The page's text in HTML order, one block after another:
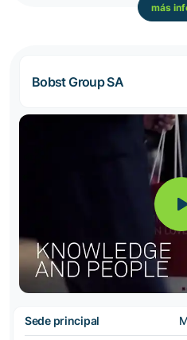
más
Bobst Group SA
Sede principal